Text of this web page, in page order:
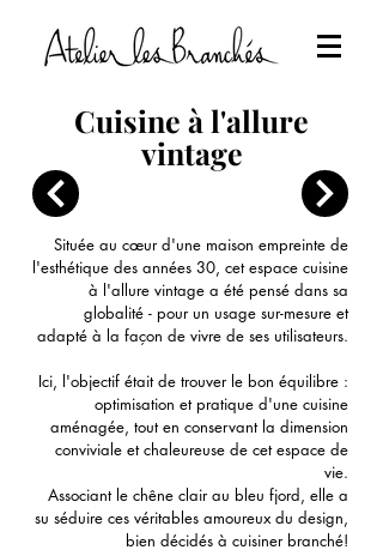
Cuisine à l'allure
vintage
Située au cœur d'une maison empreinte de
l'esthétique des années 30, cet espace cuisine
à l'allure vintage a été pensé dans sa
globalité - pour un usage sur-mesure et
adapté à la façon de vivre de ses utilisateurs.
Ici, l'objectif était de trouver le bon équilibre :
optimisation et pratique d'une cuisine
aménagée, tout en conservant la dimension
conviviale et chaleureuse de cet espace de
vie.
Associant le chêne clair au bleu fjord, elle a
su séduire ces véritables amoureux du design,
bien décidés à cuisiner branché!